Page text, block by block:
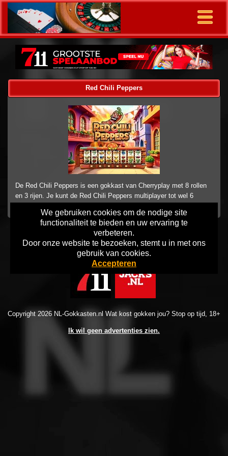
We gebruiken cookies om de nodige site
functionaliteit te bieden en uw ervaring te
verbeteren.
Door onze website te bezoeken, stemt u in met ons
gebruik van cookies.
Accepteren
Red Chili Peppers
De Red Chili Peppers is een gokkast van Cherryplay met 8 rollen
en 3 rijen. Je kunt de Red Chili Peppers multiplayer tot wel 6
Home Disclaimer Info Gokken
Copyright 2026 NL-Gokkasten.nl Wat kost gokken jou? Stop op tijd, 18+
Ik wil geen advertenties zien.